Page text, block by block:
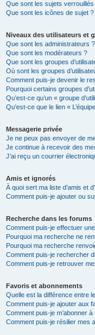
Que sont les sujets verrouillés
Que sont les icônes de sujet ?
Niveaux des utilisateurs et
Que sont les administrateurs ?
Que sont les modérateurs ?
Que sont les groupes
Où sont les groupes
Comment puis-je devenir le
Pourquoi certains groupes
Qu’est-ce qu’un « groupe
Qu’est-ce que le lien «
Messagerie privée
Je ne peux pas envoyer de
Je continue à recevoir des
J’ai reçu un courrier
Amis et ignorés
À quoi sert ma liste d’amis et
Comment puis-je ajouter ou
Recherche dans les forums
Comment puis-je effectuer
Pourquoi ma recherche ne
Pourquoi ma recherche
Comment puis-je rechercher
Comment puis-je retrouver
Favoris et abonnements
Quelle est la différence entre
Comment puis-je ajouter aux
Comment puis-je m’abonner
Comment puis-je résilier mes